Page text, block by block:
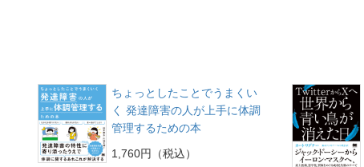
ちょっとしたことでうまくい
く 発達障害の人が上手に体調
管理するための本
1,760円（税込）